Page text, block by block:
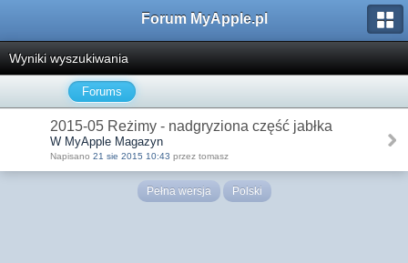
Forum MyApple.pl
Wyniki wyszukiwania
Forums
2015-05 Reżimy - nadgryziona część jabłka
W MyApple Magazyn
Napisano 21 sie 2015 10:43 przez tomasz
Pełna wersja Polski